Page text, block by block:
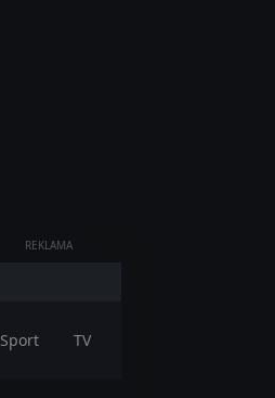
REKLAMA
Sport TV